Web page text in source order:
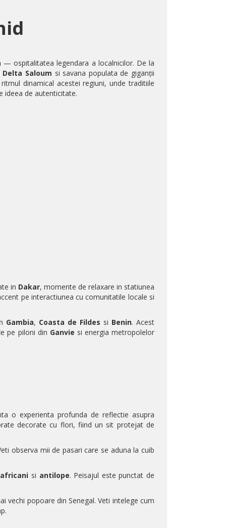
— ospitalitatea legendara a localnicilor. De la
Delta Saloum si savana populata de giganții
dinamical acestei regiuni, unde traditiile
ideea de autenticitate.
in Dakar, momente de relaxare in statiunea
pe interactiunea cu comunitatile locale si
Gambia, Coasta de Fildes si Benin. Acest
pe piloni din Ganvie si energia metropolelor
o experienta profunda de reflectie asupra
decorate cu flori, fiind un sit protejat de
observa mii de pasari care se aduna la cuib
si antilope. Peisajul este punctat de
vechi popoare dinSenegal. Veti intelege cum